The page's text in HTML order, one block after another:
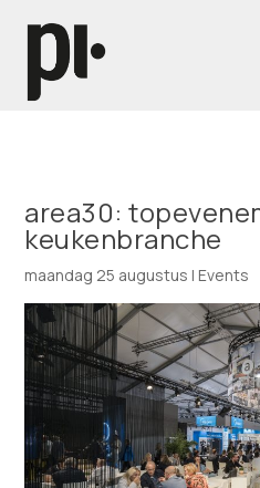
area30:
keukenbranche
maandag 25 augustus | Events